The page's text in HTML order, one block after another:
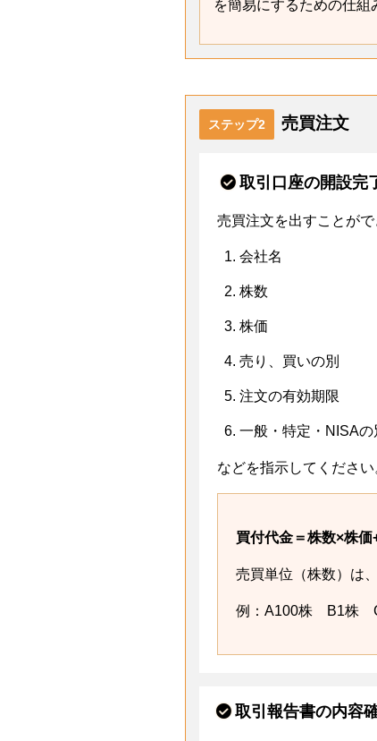
を簡易にするための仕組
ステップ2 売買注文
取引口座の開設完
売買注文を出すことがで
会社名
株数
株価
売り、買いの別
注文の有効期限
一般・特定・NISAの
などを指示してください
買付代金＝株数×株価
売買単位（株数）は
例：A100株 B1株
取引報告書の内容